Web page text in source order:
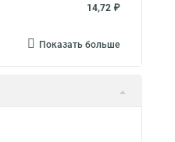
14,72 ₽
Показать больше